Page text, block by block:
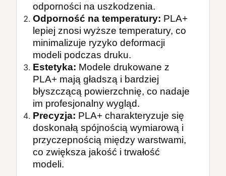
odporności na uszkodzenia.
Odporność na temperatury: PLA+
lepiej znosi wyższe temperatury, co
minimalizuje ryzyko deformacji
modeli podczas druku.
Estetyka: Modele drukowane z
PLA+ mają gładszą i bardziej
błyszczącą powierzchnię, co nadaje
im profesjonalny wygląd.
Precyzja: PLA+ charakteryzuje się
doskonałą spójnością wymiarową i
przyczepnością między warstwami,
co zwiększa jakość i trwałość
modeli.